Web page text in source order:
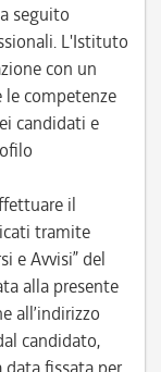
seguito
L'Istituto
con un
competenze
candidati e
il
tramite
e Avvisi” del
alla presente
all’indirizzo
candidato,